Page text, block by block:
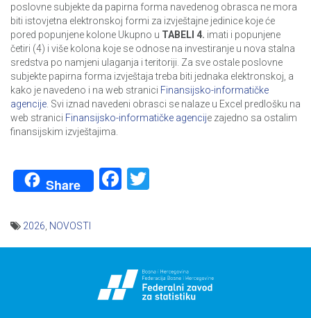
poslovne subjekte da papirna forma navedenog obrasca ne mora
biti istovjetna elektronskoj formi za izvještajne jedinice koje će
pored popunjene kolone Ukupno u TABELI 4. imati i popunjene
četiri (4) i više kolona koje se odnose na investiranje u nova stalna
sredstva po namjeni ulaganja i teritoriji. Za sve ostale poslovne
subjekte papirna forma izvještaja treba biti jednaka elektronskoj, a
kako je navedeno i na web stranici Finansijsko-informatičke
agencije . Svi iznad navedeni obrasci se nalaze u Excel predlošku na
web stranici Finansijsko-informatičke agencije zajedno sa ostalim
finansijskim izvještajima.
Share Facebook
2026 NOVOSTI